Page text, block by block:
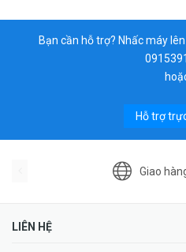
Bạn cần hỗ trợ? Nhấc máy
Hỗ trợ
Giao
LIÊN HỆ